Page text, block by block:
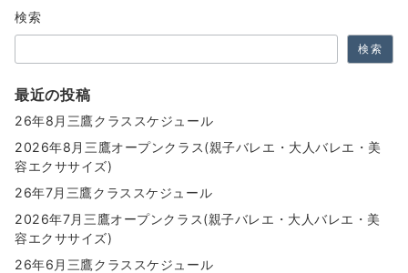
ョ
ン
検索
検索
最近の投稿
26年8月三鷹クラススケジュール
2026年8月三鷹オープンクラス(親子バレエ・大人バレエ・美
容エクササイズ)
26年7月三鷹クラススケジュール
2026年7月三鷹オープンクラス(親子バレエ・大人バレエ・美
容エクササイズ)
26年6月三鷹クラススケジュール